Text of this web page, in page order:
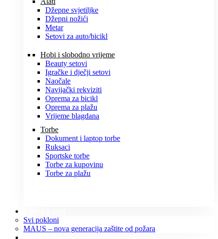
Džepne svjetiljke
Džepni nožići
Metar
Setovi za auto/bicikl
Hobi i slobodno vrijeme
Beauty setovi
Igračke i dječji setovi
Naočale
Navijački rekviziti
Oprema za bicikl
Oprema za plažu
Vrijeme blagdana
Torbe
Dokument i laptop torbe
Ruksaci
Sportske torbe
Torbe za kupovinu
Torbe za plažu
Svi pokloni
MAUS – nova generacija zaštite od požara